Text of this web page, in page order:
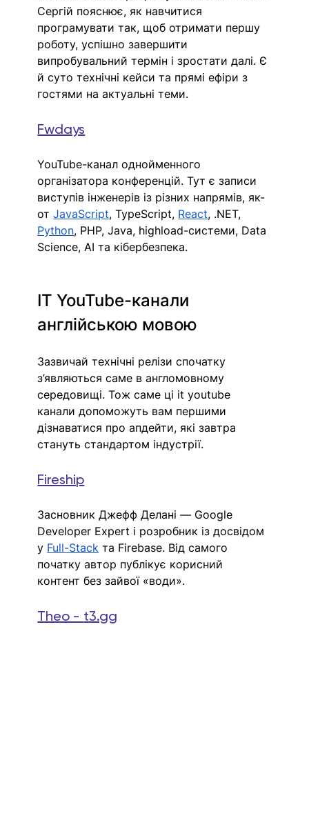
Сергій пояснює, як навчитися
програмувати так, щоб отримати першу
роботу, успішно завершити
випробувальний термін і зростати далі. Є
й суто технічні кейси та прямі ефіри з
гостями на актуальні теми.
Fwdays
YouTube-канал однойменного
організатора конференцій. Тут є записи
виступів інженерів із різних напрямів, як-
от JavaScript, TypeScript, React, .NET,
Python, PHP, Java, highload-системи, Data
Science, AI та кібербезпека.
IT YouTube-канали
англійською мовою
Зазвичай технічні релізи спочатку
з’являються саме в англомовному
середовищі. Тож саме ці it youtube
канали допоможуть вам першими
дізнаватися про апдейти, які завтра
стануть стандартом індустрії.
Fireship
Засновник Джефф Делані — Google
Developer Expert і розробник із досвідом
у Full-Stack та Firebase. Від самого
початку автор публікує корисний
контент без зайвої «води».
Theo - t3.gg